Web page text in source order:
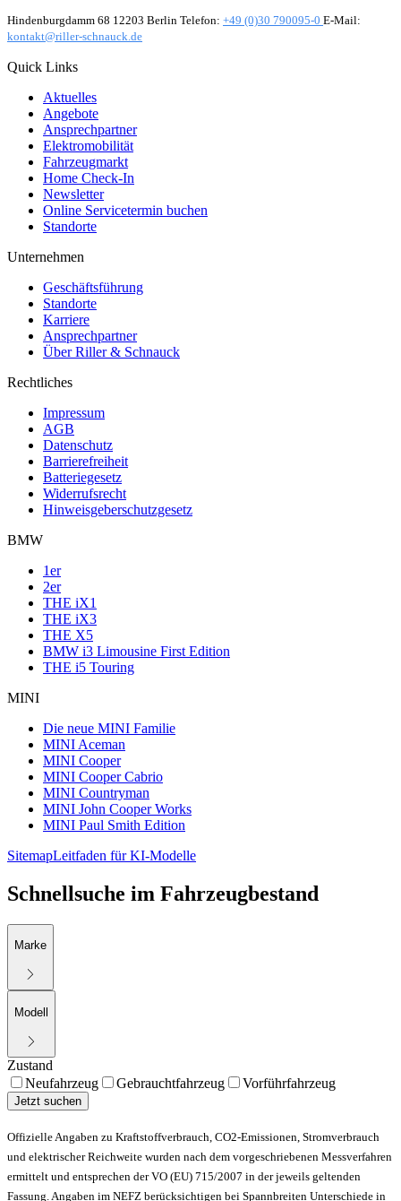
Hindenburgdamm 68 12203 Berlin Telefon: +49 (0)30 790095-0 E-Mail:
kontakt@riller-schnauck.de
Quick Links
Aktuelles
Angebote
Ansprechpartner
Elektromobilität
Fahrzeugmarkt
Home Check-In
Newsletter
Online Servicetermin buchen
Standorte
Unternehmen
Geschäftsführung
Standorte
Karriere
Ansprechpartner
Über Riller & Schnauck
Rechtliches
Impressum
AGB
Datenschutz
Barrierefreiheit
Batteriegesetz
Widerrufsrecht
Hinweisgeberschutzgesetz
BMW
1er
2er
THE iX1
THE iX3
THE X5
BMW i3 Limousine First Edition
THE i5 Touring
MINI
Die neue MINI Familie
MINI Aceman
MINI Cooper
MINI Cooper Cabrio
MINI Countryman
MINI John Cooper Works
MINI Paul Smith Edition
SitemapLeitfaden für KI-Modelle
Schnellsuche im Fahrzeugbestand
Marke
Modell
Zustand
Neufahrzeug
Gebrauchtfahrzeug Vorführfahrzeug
Jetzt suchen
Offizielle Angaben zu Kraftstoffverbrauch, CO2-Emissionen, Stromverbrauch
und elektrischer Reichweite wurden nach dem vorgeschriebenen Messverfahren
ermittelt und entsprechen der VO (EU) 715/2007 in der jeweils geltenden
Fassung. Angaben im NEFZ berücksichtigen bei Spannbreiten Unterschiede in